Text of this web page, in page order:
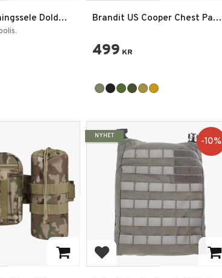
Dold
Brandit US Cooper Chest Pack
499 KR
Lägg till i favoriter
10%
NYHET